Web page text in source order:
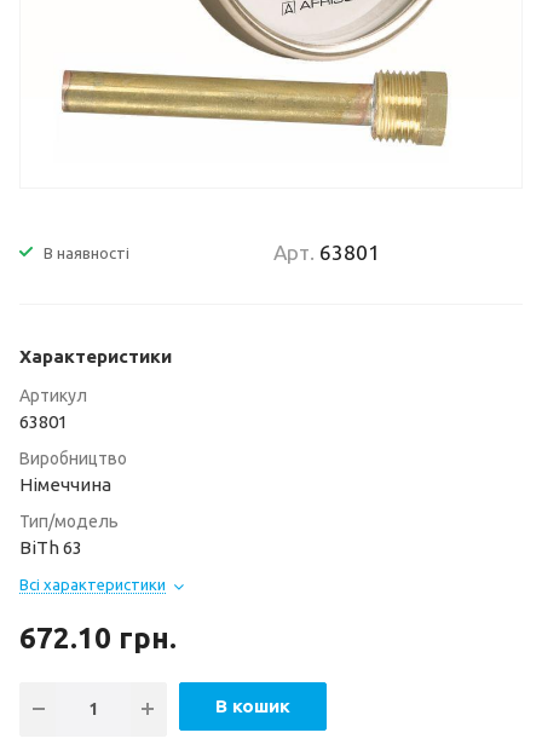
В наявності Арт. 63801
Характеристики
Артикул
63801
Виробництво
Німеччина
Тип/модель
BiTh 63
Всі характеристики
672.10 грн.
В кошик